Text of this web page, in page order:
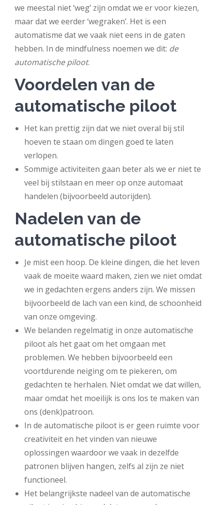
we meestal niet ‘weg’ zijn omdat we er voor kiezen,
maar dat we eerder ‘wegraken’. Het is een
automatisme dat we vaak niet eens in de gaten
hebben. In de mindfulness noemen we dit: de
automatische piloot.
Voordelen van de
automatische piloot
Het kan prettig zijn dat we niet overal bij stil
hoeven te staan om dingen goed te laten
verlopen.
Sommige activiteiten gaan beter als we er niet te
veel bij stilstaan en meer op onze automaat
handelen (bijvoorbeeld autorijden).
Nadelen van de
automatische piloot
Je mist een hoop. De kleine dingen, die het leven
vaak de moeite waard maken, zien we niet omdat
we in gedachten ergens anders zijn. We missen
bijvoorbeeld de lach van een kind, de schoonheid
van onze omgeving.
We belanden regelmatig in onze automatische
piloot als het gaat om het omgaan met
problemen. We hebben bijvoorbeeld een
voortdurende neiging om te piekeren, om
gedachten te herhalen. Niet omdat we dat willen,
maar omdat het moeilijk is ons los te maken van
ons (denk)patroon.
In de automatische piloot is er geen ruimte voor
creativiteit en het vinden van nieuwe
oplossingen waardoor we vaak in dezelfde
patronen blijven hangen, zelfs al zijn ze niet
functioneel.
Het belangrijkste nadeel van de automatische